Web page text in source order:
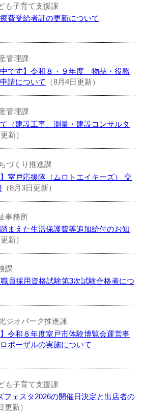
も子育て支援課
費受給者証の更新について
管理課
中です】令和８・９年度 物品・役務
請について
（8月4日更新）
管理課
（建設工事、測量・建設コンサルタ
新）
づくり推進課
室戸応援隊（ムロトエイキーズ） 交
（8月3日更新）
事務所
まえた生活保護費等追加給付のお知
新）
課
員採用資格試験第3次試験合格者につ
ジオパーク推進課
令和８年度室戸市体験博覧会運営事
ポーザルの実施について
も子育て支援課
フェスタ2026の開催日決定と出店者の
更新）